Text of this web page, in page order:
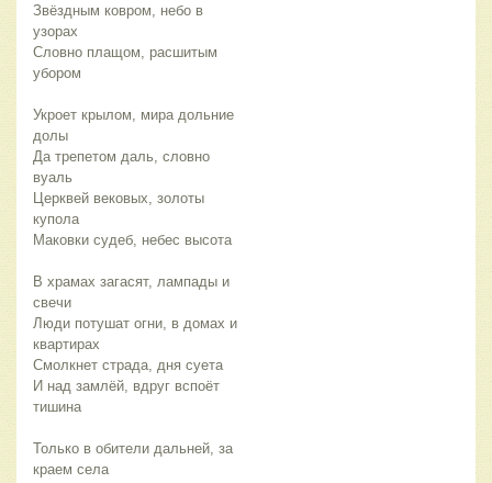
Звёздным ковром, небо в
узорах
Словно плащом, расшитым
убором
Укроет крылом, мира дольние
долы
Да трепетом даль, словно
вуаль
Церквей вековых, золоты
купола
Маковки судеб, небес высота
В храмах загасят, лампады и
свечи
Люди потушат огни, в домах и
квартирах
Смолкнет страда, дня суета
И над замлёй, вдруг вспоёт
тишина
Только в обители дальней, за
краем села